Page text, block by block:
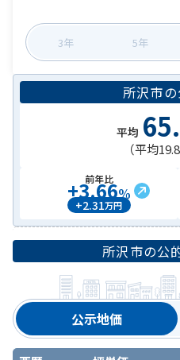
3年 5年
所沢市の
平均
（平均
前年比
+3.66%
+2.31万円
所沢市の公
公示地価